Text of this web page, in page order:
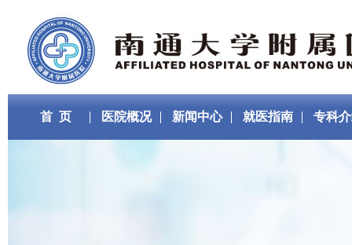
首 页 医院概况 新闻中心 就医指南 专科